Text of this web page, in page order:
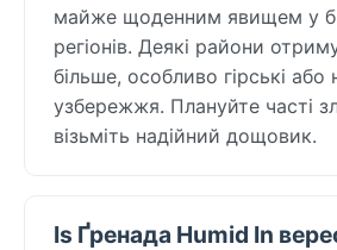
майже щоденним явищем у
регіонів. Деякі райони
більше, особливо гірські або
узбережжя. Плануйте часті
візьміть надійний дощовик.
Is Ґренада Humid In